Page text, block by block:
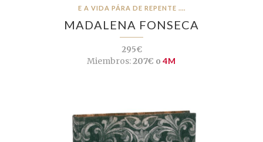
E A VIDA PÁRA DE REPENTE ....
MADALENA FONSECA
295€
Miembros:207€ o 4M